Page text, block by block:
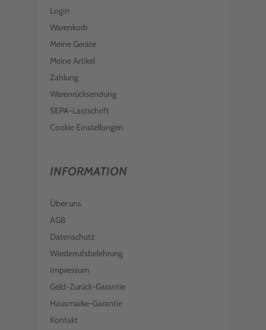
Login
Warenkorb
Meine Geräte
Meine Artikel
Zahlung
Warenrücksendung
SEPA-Lastschrift
Cookie Einstellungen
INFORMATION
Über uns
AGB
Datenschutz
Wiederrufsbelehrung
Impressum
Geld-Zurück-Garantie
Hausmarke-Garantie
Kontakt